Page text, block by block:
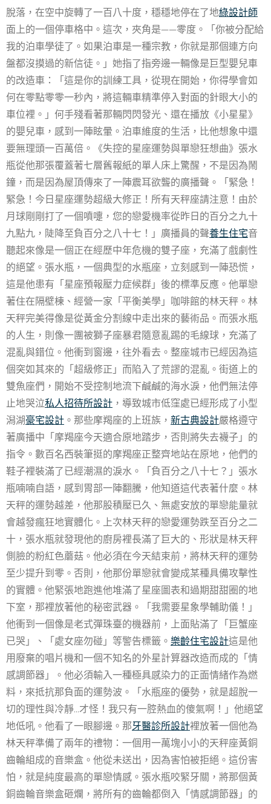
脫落，在空中旋轉了一百八十度，穩穩地停在了地綠設計師
面上的一個停車格中。這次，夾角是——零度。「你被分配給
我的泊車學徒了。如果泊車是一種宗教，你就是那個連方向
盤都沒摸過的新信徒。」她指了指旁邊一輛像是巨型嬰兒車
的改造車：「這是你的訓練工具，從現在開始，你得學會如
何在零點零零一秒內，將這輛車精準停入對面的針眼大小的
車位裡。」何手殘看著那輛閃閃發光、還在播放《小星星》
的嬰兒車，感到一陣眩暈。泊車維度的生活，比他想象中還
要無理頭一百萬倍。《失控的星座運勢與單戀狂想曲》張水
瓶從他那張覆蓋著七層舊報紙的單人床上驚醒，不是因為鬧
鐘，而是因為屋頂傳來了一陣震耳欲聾的廣播聲。「緊急！
緊急！今日星座運勢超級大修正！所有天秤座請注意！由於
月球剛剛打了一個噴嚏，您的戀愛機率從昨日的百分之九十
九點九，陡降至負百分之八十七！」廣播員的聲養生住宅音
聽起來像是一個正在經歷中年危機的雙子座，充滿了戲劇性
的絕望。張水瓶，一個典型的水瓶座，立刻感到一陣恐慌，
這是他患有「星座預報壓力症候群」後的標準反應。他單戀
著住在隔壁棟、經營一家「平衡美學」咖啡館的林天秤。林
天秤完美得像是從黃金分割線中走出來的藝術品。而張水瓶
的人生，則像一團被獅子座暴君隨意亂踢的毛線球，充滿了
混亂與錯位。他衝到窗邊，往外看去。整座城市已經因為這
個突如其來的「超級修正」而陷入了荒謬的混亂。街道上的
雙魚座們，開始不受控制地流下鹹鹹的海水淚，他們無法停
止地哭泣私人招待所設計 ，導致城市低窪處已經形成了小型
潟湖豪宅設計 。那些摩羯座的上班族， 新古典設計嚴格遵守
著廣播中「摩羯座今天適合原地踏步，否則將失去襪子」的
指令。數百名西裝筆挺的摩羯座正整齊地站在原地，他們的
鞋子裡裝滿了已經潮濕的淚水。「負百分之八十七？」張水
瓶喃喃自語，感到胃部一陣翻騰，他知道這代表著什麼。林
天秤的運勢越差，他那股積壓已久、無處安放的單戀能量就
會越發瘋狂地實體化。上次林天秤的戀愛運勢跌至百分之二
十，張水瓶就發現他的廚房裡長滿了巨大的、形狀是林天秤
側臉的粉紅色蘑菇。他必須在今天結束前，將林天秤的運勢
至少提升到零。否則，他那份單戀就會變成某種具備攻擊性
的實體。他緊張地跑進他堆滿了星座圖表和過期甜甜圈的地
下室，那裡放著他的秘密武器。「我需要星象學輔助儀！」
他衝到一個像是老式彈珠臺的機器前，上面貼滿了「巨蟹座
已哭」、「處女座勿碰」等警告標籤。 樂齡住宅設計這是他
用廢棄的唱片機和一個不知名的外星計算器改造而成的「情
感調節器」。他必須輸入一種極具感染力的正面情緒作為燃
料，來抵抗那負面的運勢波。「水瓶座的優勢，就是超脫一
切的理性與冷靜…才怪！我只有一腔熱血的傻氣啊！」他絕望
地低吼。他看了一眼腳邊。那牙醫診所設計裡放著一個他為
林天秤準備了兩年的禮物：一個用一萬塊小小的天秤座黃銅
齒輪組成的音樂盒。他從未送出，因為害怕被拒絕。這份害
怕，就是純度最高的單戀情感。張水瓶咬緊牙關，將那個黃
銅齒輪音樂盒砸爛，將所有的齒輪都倒入「情感調節器」的